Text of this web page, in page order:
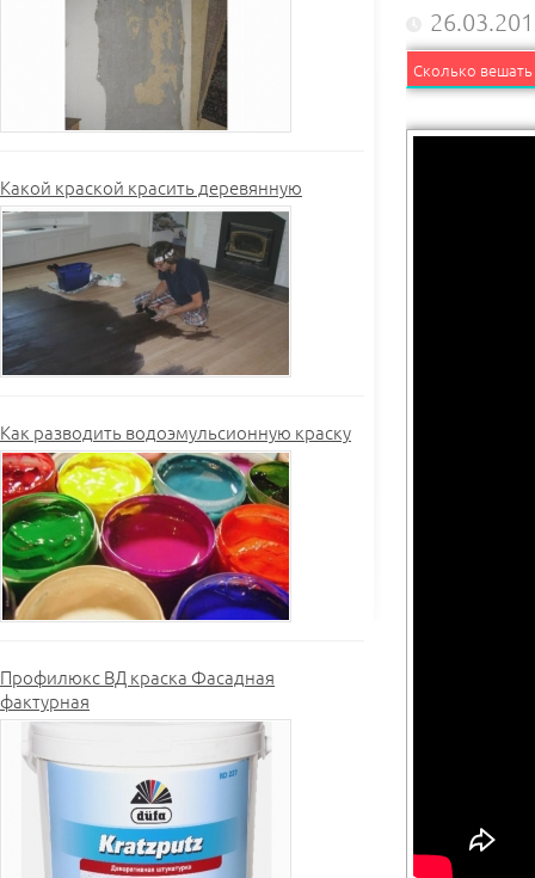
Какой краской красить деревянную
Как разводить водоэмульсионную краску
Профилюкс ВД краска Фасадная
фактурная
Сколько вешать